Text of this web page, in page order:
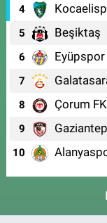
4
5 Beşiktaş
6 Eyüpspor
7
8 Çorum FK
9
10